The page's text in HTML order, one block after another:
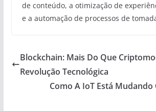
de conteúdo, a otimização de
e a automação de processos de
Blockchain: Mais Do Que
Revolução Tecnológica
Como A IoT Está